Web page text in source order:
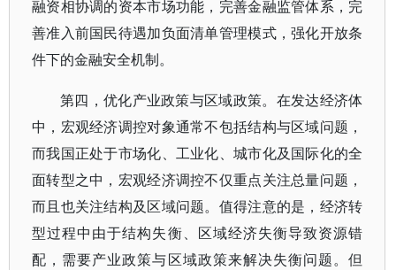
融资相协调的资本市场功能，完善金融监管体系，完
善准入前国民待遇加负面清单管理模式，强化开放条
件下的金融安全机制。
第四，优化产业政策与区域政策。在发达经济体
中，宏观经济调控对象通常不包括结构与区域问题，
而我国正处于市场化、工业化、城市化及国际化的全
面转型之中，宏观经济调控不仅重点关注总量问题，
而且也关注结构及区域问题。值得注意的是，经济转
型过程中由于结构失衡、区域经济失衡导致资源错
配，需要产业政策与区域政策来解决失衡问题。但